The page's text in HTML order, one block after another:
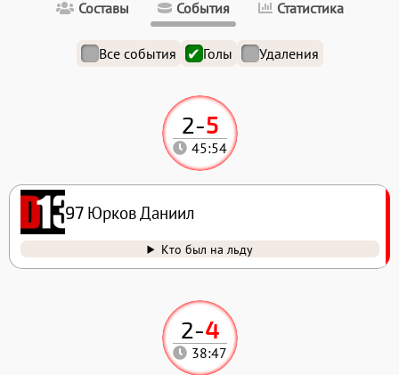
Составы События Статистика
Все события Голы Удаления
2-4
38:47
2-5
45:54
97 Юрков Даниил
Кто был на льду